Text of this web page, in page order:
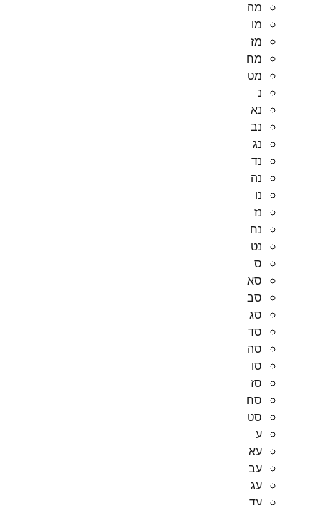
מה
מו
מז
מח
מט
נ
נא
נב
נג
נד
נה
נו
נז
נח
נט
ס
סא
סב
סג
סד
סה
סו
סז
סח
סט
ע
עא
עב
עג